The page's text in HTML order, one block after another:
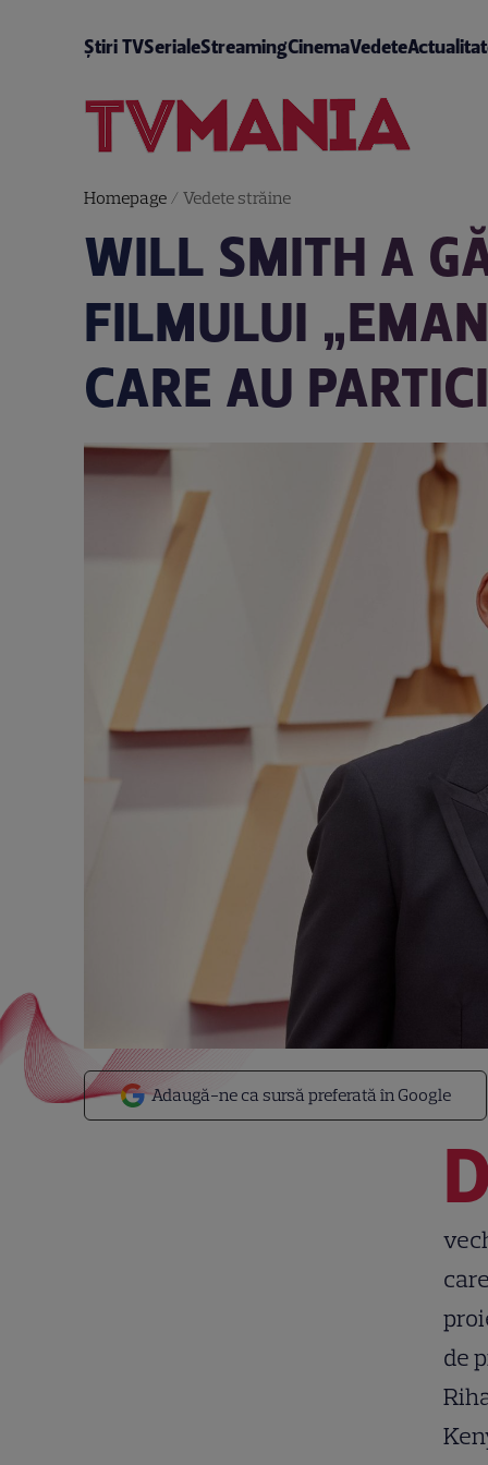
Știri TVSerialeStreamingCinemaVedete
Homepage/ Vedete străine
WILL SMITH A
FILMULUI
CARE AU
Adaugă-ne ca sursă preferată în Google
D
de